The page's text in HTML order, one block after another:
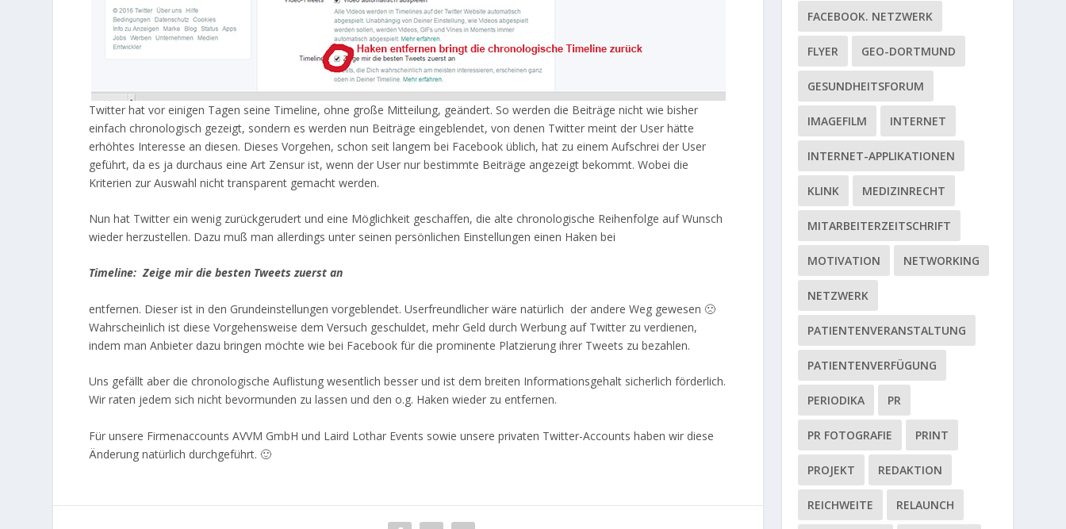
Twitter hat vor einigen Tagen seine Timeline, ohne große Mitteilung, geändert. So werden die Beiträge nicht wie bisher
einfach chronologisch gezeigt, sondern es werden nun Beiträge eingeblendet, von denen Twitter meint der User hätte
erhöhtes Interesse an diesen. Dieses Vorgehen, schon seit langem bei Facebook üblich, hat zu einem Aufschrei der User
geführt, da es ja durchaus eine Art Zensur ist, wenn der User nur bestimmte Beiträge angezeigt bekommt. Wobei die
Kriterien zur Auswahl nicht transparent gemacht werden.
Nun hat Twitter ein wenig zurückgerudert und eine Möglichkeit geschaffen, die alte chronologische Reihenfolge auf Wunsch
wieder herzustellen. Dazu muß man allerdings unter seinen persönlichen Einstellungen einen Haken bei
Timeline: Zeige mir die besten Tweets zuerst an
entfernen. Dieser ist in den Grundeinstellungen vorgeblendet. Userfreundlicher wäre natürlich der andere Weg gewesen 🙁
Wahrscheinlich ist diese Vorgehensweise dem Versuch geschuldet, mehr Geld durch Werbung auf Twitter zu verdienen,
indem man Anbieter dazu bringen möchte wie bei Facebook für die prominente Platzierung ihrer Tweets zu bezahlen.
Uns gefällt aber die chronologische Auflistung wesentlich besser und ist dem breiten Informationsgehalt sicherlich förderlich.
Wir raten jedem sich nicht bevormunden zu lassen und den o.g. Haken wieder zu entfernen.
Für unsere Firmenaccounts AVVM GmbH und Laird Lothar Events sowie unsere privaten Twitter-Accounts haben wir diese
Änderung natürlich durchgeführt. 🙂
FACEBOOK. NETZWERK
FLYER GEO-DORTMUND
GESUNDHEITSFORUM
IMAGEFILM INTERNET
INTERNET-APPLIKATIONEN
KLINK MEDIZINRECHT
MITARBEITERZEITSCHRIFT
MOTIVATION NETWORKING
NETZWERK
PATIENTENVERANSTALTUNG
PATIENTENVERFÜGUNG
PERIODIKA PR
PR FOTOGRAFIE PRINT
PROJEKT REDAKTION
REICHWEITE RELAUNCH